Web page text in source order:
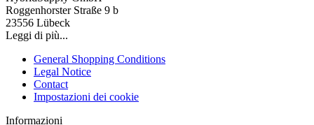
Roggenhorster Straße 9 b
23556 Lübeck
Leggi di più...
General Shopping Conditions
Legal Notice
Contact
Impostazioni dei cookie
Informazioni